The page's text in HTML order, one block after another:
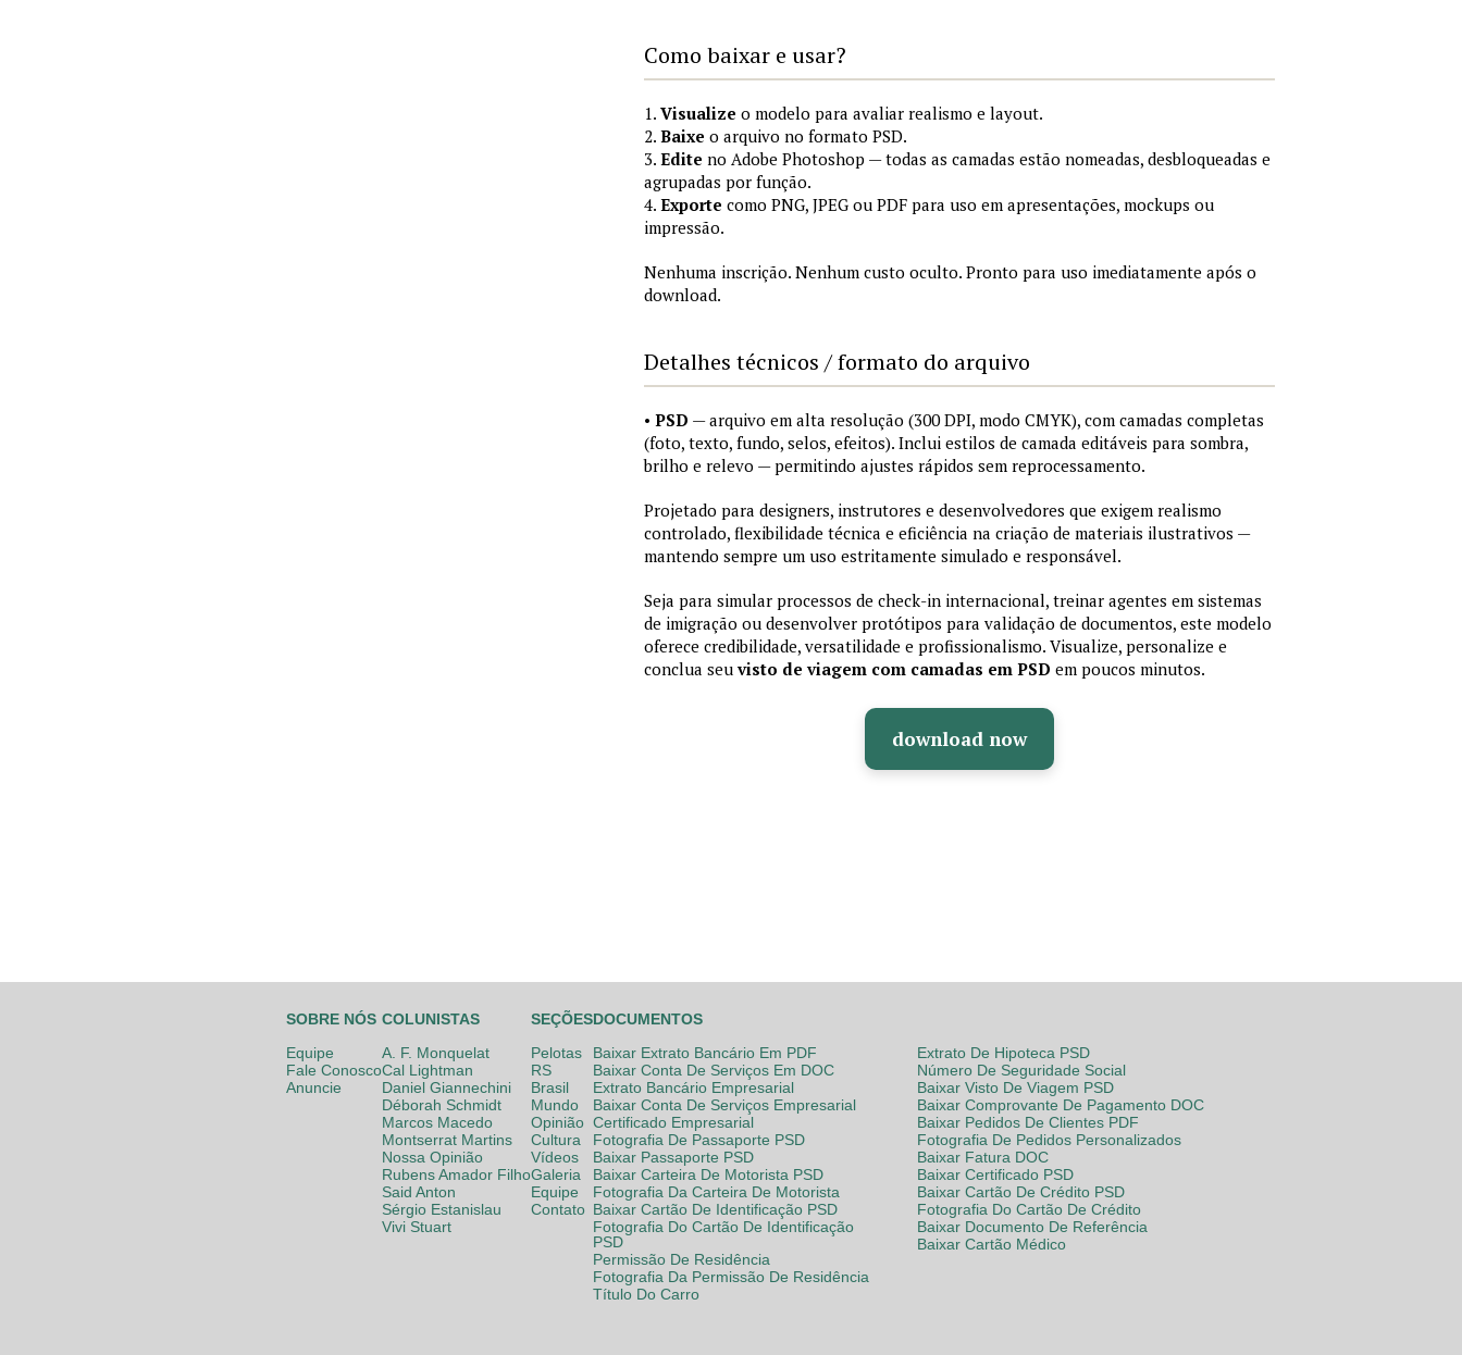
Como baixar e usar?
1. Visualize o modelo para avaliar realismo e layout.
2. Baixe o arquivo no formato PSD.
3. Edite no Adobe Photoshop — todas as camadas estão nomeadas, desbloqueadas e
agrupadas por função.
4. Exporte como PNG, JPEG ou PDF para uso em apresentações, mockups ou
impressão.
Nenhuma inscrição. Nenhum custo oculto. Pronto para uso imediatamente após o
download.
Detalhes técnicos / formato do arquivo
• PSD — arquivo em alta resolução (300 DPI, modo CMYK), com camadas completas
(foto, texto, fundo, selos, efeitos). Inclui estilos de camada editáveis para sombra,
brilho e relevo — permitindo ajustes rápidos sem reprocessamento.
Projetado para designers, instrutores e desenvolvedores que exigem realismo
controlado, flexibilidade técnica e eficiência na criação de materiais ilustrativos —
mantendo sempre um uso estritamente simulado e responsável.
Seja para simular processos de check-in internacional, treinar agentes em sistemas
de imigração ou desenvolver protótipos para validação de documentos, este modelo
oferece credibilidade, versatilidade e profissionalismo. Visualize, personalize e
conclua seuvisto de viagem com camadas em PSD em poucos minutos.
download now
SOBRE NÓS
Equipe
Fale Conosco
Anuncie
COLUNISTAS
A. F. Monquelat
Cal Lightman
Daniel Giannechini
Déborah Schmidt
Marcos Macedo
Montserrat Martins
Nossa Opinião
Rubens Amador Filho
Said Anton
Sérgio Estanislau
Vivi Stuart
SEÇÕES
Pelotas
RS
Brasil
Mundo
Opinião
Cultura
Vídeos
Galeria
Equipe
Contato
DOCUMENTOS
Baixar Extrato Bancário Em PDF
Baixar Conta De Serviços Em DOC
Extrato Bancário Empresarial
Baixar Conta De Serviços Empresarial
Certificado Empresarial
Fotografia De Passaporte PSD
Baixar Passaporte PSD
Baixar Carteira De Motorista PSD
Fotografia Da Carteira De Motorista
Baixar Cartão De Identificação PSD
Fotografia Do Cartão De Identificação
PSD
Permissão De Residência
Fotografia Da Permissão De Residência
Título Do Carro
Extrato De Hipoteca PSD
Número De Seguridade Social
Baixar Visto De Viagem PSD
Baixar Comprovante De Pagamento DOC
Baixar Pedidos De Clientes PDF
Fotografia De Pedidos Personalizados
Baixar Fatura DOC
Baixar Certificado PSD
Baixar Cartão De Crédito PSD
Fotografia Do Cartão De Crédito
Baixar Documento De Referência
Baixar Cartão Médico